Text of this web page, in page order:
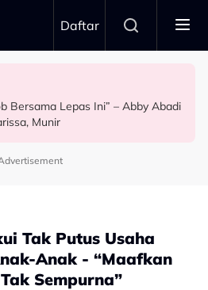
Daftar
Syasya Rizal Terkejut Dikenali
Bersama Lepas Ini” – Abby Abadi
Munir
‘Tokoh Perfileman Asia Tahun
Lumba Enggan Tinggalkan
Tak Putus Usaha
Anak - “Maafkan
Sempurna”